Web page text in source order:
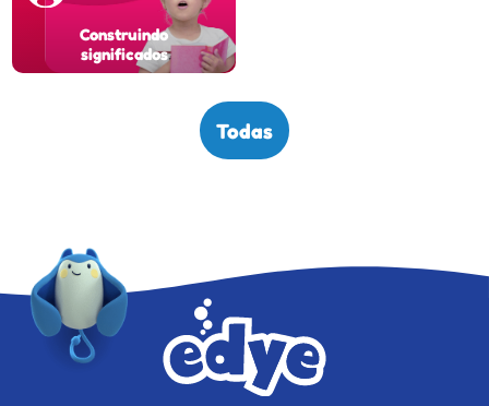
Construindo
significados
Todas